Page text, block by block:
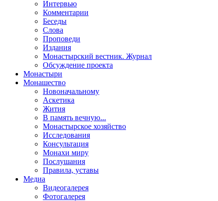
Интервью
Комментарии
Беседы
Слова
Проповеди
Издания
Монастырский вестник. Журнал
Обсуждение проекта
Монастыри
Монашество
Новоначальному
Аскетика
Жития
В память вечную...
Монастырское хозяйство
Исследования
Консультация
Монахи миру
Послушания
Правила, уставы
Медиа
Видеогалерея
Фотогалерея